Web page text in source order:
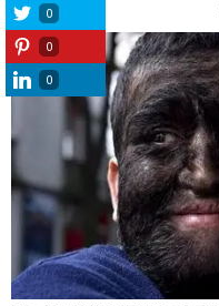
0
0
0